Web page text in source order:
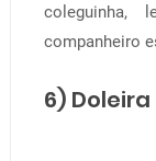
companheiro
6) Doleira